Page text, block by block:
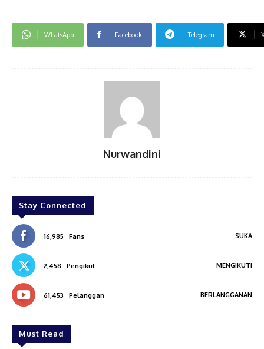
WhatsApp Facebook Telegram
Nurwandini
Stay Connected
16,985 Fans SUKA
2,458 Pengikut MENGIKUTI
61,453 Pelanggan BERLANGGANAN
Must Read